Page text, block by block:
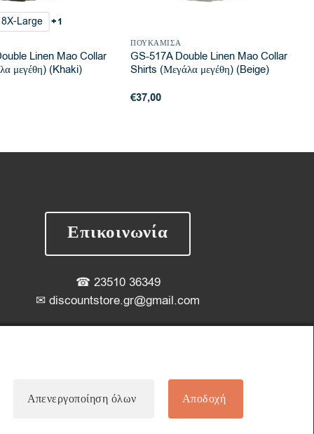
8X-Large +1
Linen Mao Collar
μεγέθη) (Khaki)
ΠΟΥΚΆΜΙΣΑ
GS-517A Double Linen Mao Collar
Shirts (Μεγάλα μεγέθη) (Beige)
€37,00
Επικοινωνία
☎ 23510 36349
✉ discountstore.gr@gmail.com
Απενεργοποίηση όλων Αποδοχή